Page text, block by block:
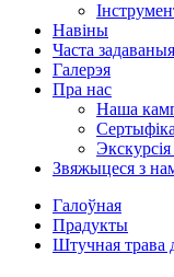
Навіны
Часта
Галерэя
Пра нас
Наша
Звяжыцеся з
Галоўная
Прадукты
Штучная трава